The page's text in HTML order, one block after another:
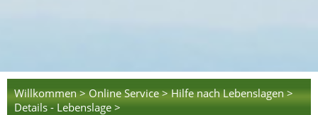
Willkommen > Online Service > Hilfe nach Lebenslagen >
Details - Lebenslage >